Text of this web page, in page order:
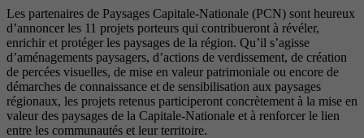
Les partenaires de Paysages Capitale-Nationale (PCN) sont heureux
d’annoncer les 11 projets porteurs qui contribueront à révéler,
enrichir et protéger les paysages de la région. Qu’il s’agisse
d’aménagements paysagers, d’actions de verdissement, de création
de percées visuelles, de mise en valeur patrimoniale ou encore de
démarches de connaissance et de sensibilisation aux paysages
régionaux, les projets retenus participeront concrètement à la mise en
valeur des paysages de la Capitale-Nationale et à renforcer le lien
entre les communautés et leur territoire.